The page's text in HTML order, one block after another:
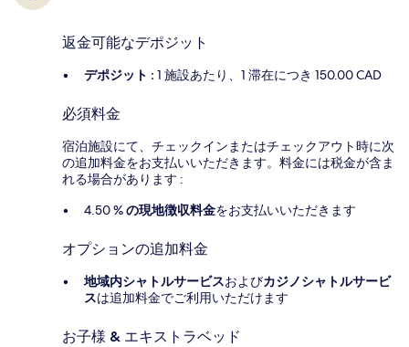
返金可能なデポジット
デポジット : 1 施設あたり、1 滞在につき 150.00 CAD
必須料金
宿泊施設にて、チェックインまたはチェックアウト時に次
の追加料金をお支払いいただきます。料金には税金が含ま
れる場合があります :
4.50 %の現地徴収料金をお支払いいただきます
オプションの追加料金
地域内シャトルサービスおよびカジノシャトルサービ
スは追加料金でご利用いただけます
お子様 & エキストラベッド